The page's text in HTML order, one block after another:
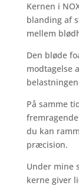
Kernen i
blanding af
mellem
Den bløde
modtagelse
På samme
du kan
præcision.
Under mine
kerne giver